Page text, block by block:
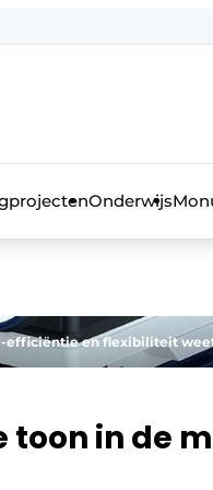
Onderwijs
efficiëntie en flexibiliteit
toon in de